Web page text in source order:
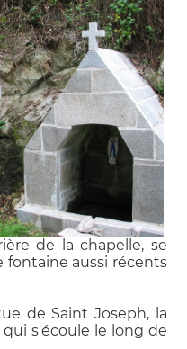
de la chapelle, se
aussi récents
de Saint Joseph, la
s'écoule le long de